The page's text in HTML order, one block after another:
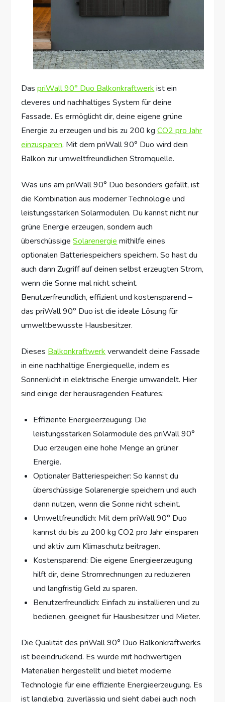
DaspriWall 90° Duo Balkonkraftwerkist ein
cleveres und nachhaltiges System für deine
Fassade. Es ermöglicht dir, deine eigene grüne
Energie zu erzeugen und bis zu 200 kgCO2 pro Jahr
einzusparen. Mit dem priWall 90° Duo wird dein
Balkon zur umweltfreundlichen Stromquelle.
Was uns am priWall 90° Duo besonders gefällt, ist
die Kombination aus moderner Technologie und
leistungsstarken Solarmodulen. Du kannst nicht nur
grüne Energie erzeugen, sondern auch
überschüssigeSolarenergiemithilfe eines
optionalen Batteriespeichers speichern. So hast du
auch dann Zugriff auf deinen selbst erzeugten Strom,
wenn die Sonne mal nicht scheint.
Benutzerfreundlich, effizient und kostensparend –
das priWall 90° Duo ist die ideale Lösung für
umweltbewusste Hausbesitzer.
DiesesBalkonkraftwerkverwandelt deine Fassade
in eine nachhaltige Energiequelle, indem es
Sonnenlicht in elektrische Energie umwandelt. Hier
sind einige der herausragenden Features:
Effiziente Energieerzeugung: Die
leistungsstarken Solarmodule des priWall 90°
Duo erzeugen eine hohe Menge an grüner
Energie.
Optionaler Batteriespeicher: So kannst du
überschüssige Solarenergie speichern und auch
dann nutzen, wenn die Sonne nicht scheint.
Umweltfreundlich: Mit dem priWall 90° Duo
kannst du bis zu 200 kg CO2 pro Jahr einsparen
und aktiv zum Klimaschutz beitragen.
Kostensparend: Die eigene Energieerzeugung
hilft dir, deine Stromrechnungen zu reduzieren
und langfristig Geld zu sparen.
Benutzerfreundlich: Einfach zu installieren und zu
bedienen, geeignet für Hausbesitzer und Mieter.
Die Qualität des priWall 90° Duo Balkonkraftwerks
ist beeindruckend. Es wurde mit hochwertigen
Materialien hergestellt und bietet moderne
Technologie für eine effiziente Energieerzeugung. Es
ist langlebig, zuverlässig und sieht dabei auch noch